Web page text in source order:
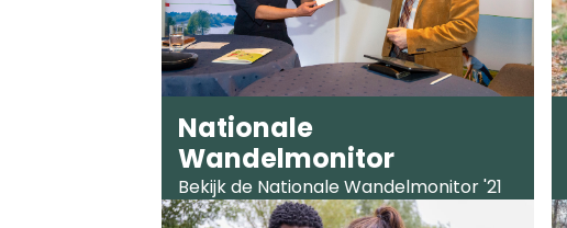
Nationale
Wandelmonitor
Bekijk de Nationale Wandelmonitor '21
uitgegeven door Wandelnet.